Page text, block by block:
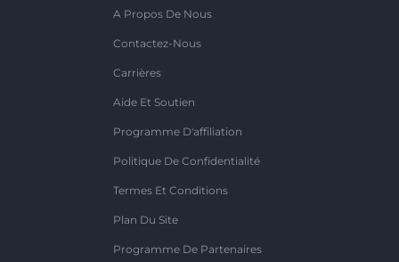
A Propos De Nous
Contactez-Nous
Carrières
Aide Et Soutien
Programme D'affiliation
Politique De Confidentialité
Termes Et Conditions
Plan Du Site
Programme De Partenaires